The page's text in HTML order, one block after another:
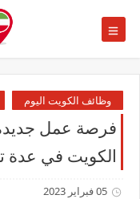
وظائف الكويت اليوم
فرصة عمل
الكويت في عدة
05 فبراير 2023